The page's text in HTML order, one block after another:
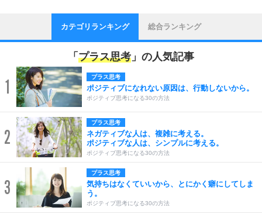
カテゴリランキング 総合ランキング
「 プラス思考 」の人気記事
1 プラス思考
ポジティブになれない原因は、行動しないから。
ポジティブ思考になる30の方法
2
プラス思考
ネガティブな人は、複雑に考える。
ポジティブな人は、シンプルに考える。
ポジティブ思考になる30の方法
3
プラス思考
気持ちはなくていいから、とにかく癖にしてしま
う。
ポジティブ思考になる30の方法